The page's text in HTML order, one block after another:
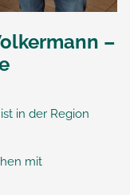
–
in der Region
mit